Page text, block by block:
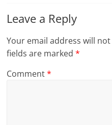
Leave a Reply
Your email address will
fields are marked*
Comment*